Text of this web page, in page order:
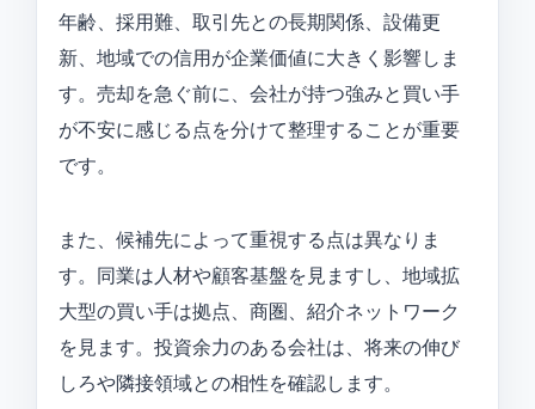
年齢、採用難、取引先との長期関係、設備更
新、地域での信用が企業価値に大きく影響しま
す。売却を急ぐ前に、会社が持つ強みと買い手
が不安に感じる点を分けて整理することが重要
です。
また、候補先によって重視する点は異なりま
す。同業は人材や顧客基盤を見ますし、地域拡
大型の買い手は拠点、商圏、紹介ネットワーク
を見ます。投資余力のある会社は、将来の伸び
しろや隣接領域との相性を確認します。